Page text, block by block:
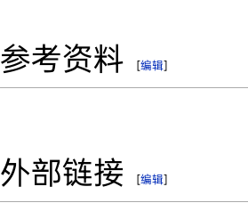
参考资料 [编辑]
外部链接 [编辑]